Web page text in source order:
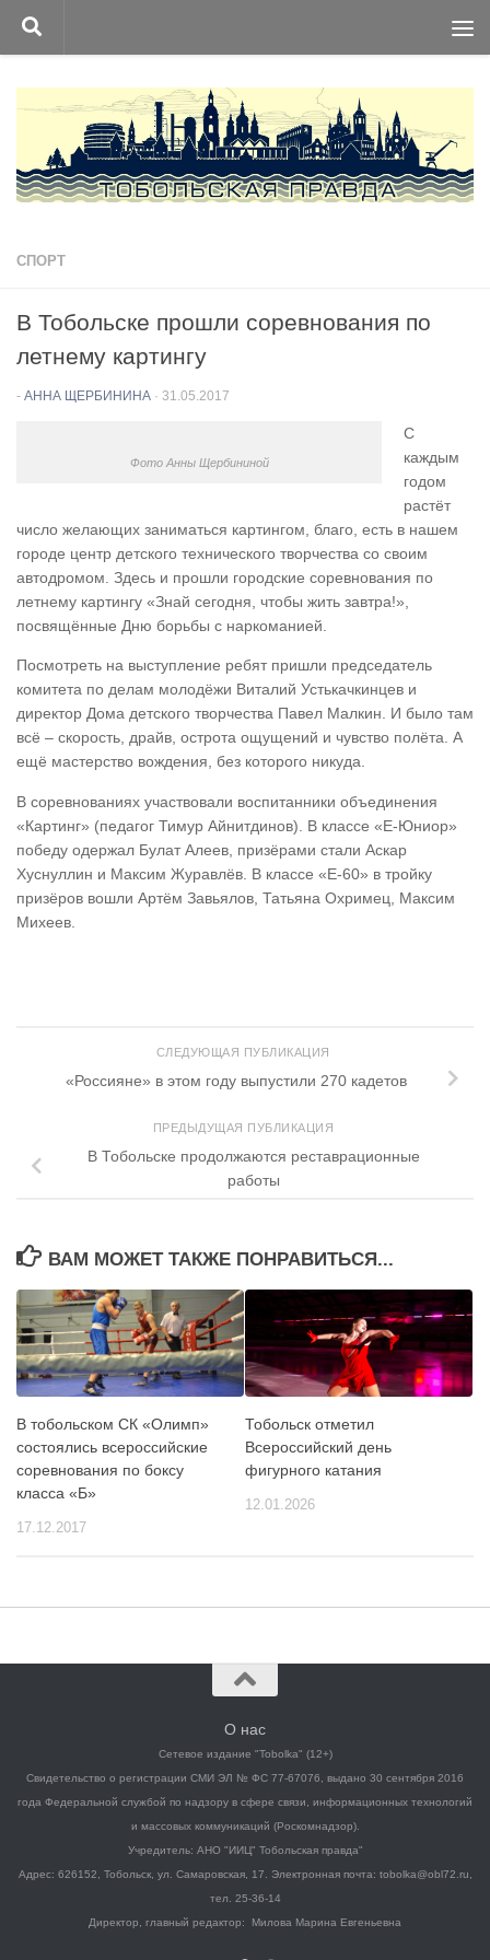
Перейти к содержимому
СПОРТ
В Тобольске прошли соревнования по
летнему картингу
- АННА ЩЕРБИНИНА · 31.05.2017
Фото Анны Щербининой
С
каждым
годом
растёт
число желающих заниматься картингом, благо, есть в нашем
городе центр детского технического творчества со своим
автодромом. Здесь и прошли городские соревнования по
летнему картингу «Знай сегодня, чтобы жить завтра!»,
посвящённые Дню борьбы с наркоманией.
Посмотреть на выступление ребят пришли председатель
комитета по делам молодёжи Виталий Устькачкинцев и
директор Дома детского творчества Павел Малкин. И было там
всё – скорость, драйв, острота ощущений и чувство полёта. А
ещё мастерство вождения, без которого никуда.
В соревнованиях участвовали воспитанники объединения
«Картинг» (педагог Тимур Айнитдинов). В классе «Е-Юниор»
победу одержал Булат Алеев, призёрами стали Аскар
Хуснуллин и Максим Журавлёв. В классе «Е-60» в тройку
призёров вошли Артём Завьялов, Татьяна Охримец, Максим
Михеев.
СЛЕДУЮЩАЯ ПУБЛИКАЦИЯ
«Россияне» в этом году выпустили 270 кадетов
ПРЕДЫДУЩАЯ ПУБЛИКАЦИЯ
В Тобольске продолжаются реставрационные
работы
ВАМ МОЖЕТ ТАКЖЕ ПОНРАВИТЬСЯ...
В тобольском СК «Олимп»
состоялись всероссийские
соревнования по боксу
класса «Б»
17.12.2017
Тобольск отметил
Всероссийский день
фигурного катания
12.01.2026
О нас
Сетевое издание "Tobolka" (12+)
Свидетельство о регистрации СМИ ЭЛ № ФС 77-67076, выдано 30 сентября 2016
года Федеральной службой по надзору в сфере связи, информационных технологий
и массовых коммуникаций (Роскомнадзор).
Учредитель: АНО "ИИЦ" Тобольская правда"
Адрес: 626152, Тобольск, ул. Самаровская, 17. Электронная почта: tobolka@obl72.ru,
тел. 25-36-14
Директор, главный редактор: Милова Марина Евгеньевна